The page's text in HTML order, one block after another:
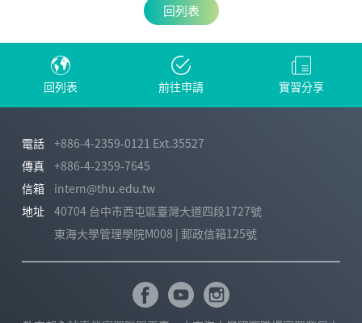
回列表
回列表 前往申請 實習分享
電話
+886-4-2359-0121 Ext.35527
傳真
+886-4-2359-7645
信箱
intern@thu.edu.tw
地址
40704 台中市西屯區臺灣大道四段1727號
東海大學管理學院M008 | 郵政信箱125號